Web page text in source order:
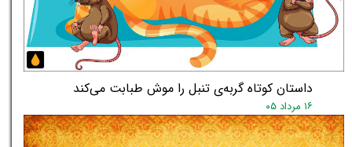
داستان کوتاه گربه‌ی تنبل را موش طبابت می‌کند
۱۶ مرداد ۰۵